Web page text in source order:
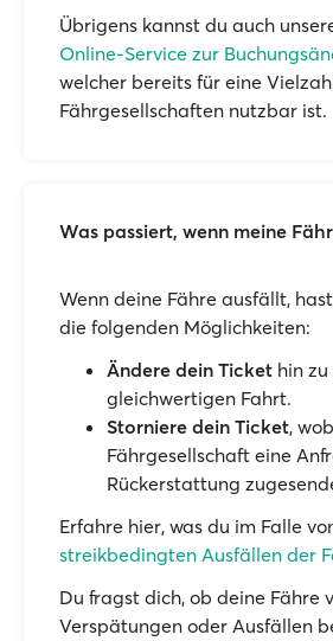
Übrigens kannst du auch
Online-Service zur
welcher bereits für eine
Fährgesellschaften nutzbar ist.
Was passiert, wenn meine
Wenn deine Fähre ausfällt,
die folgenden Möglichkeiten:
Ändere dein Ticket hin
gleichwertigen Fahrt.
Storniere dein Ticket,
Fährgesellschaft eine
Rückerstattung
Erfahre hier, was du im Falle
streikbedingten Ausfällen der
Du fragst dich, ob deine Fähre
Verspätungen oder Ausfällen